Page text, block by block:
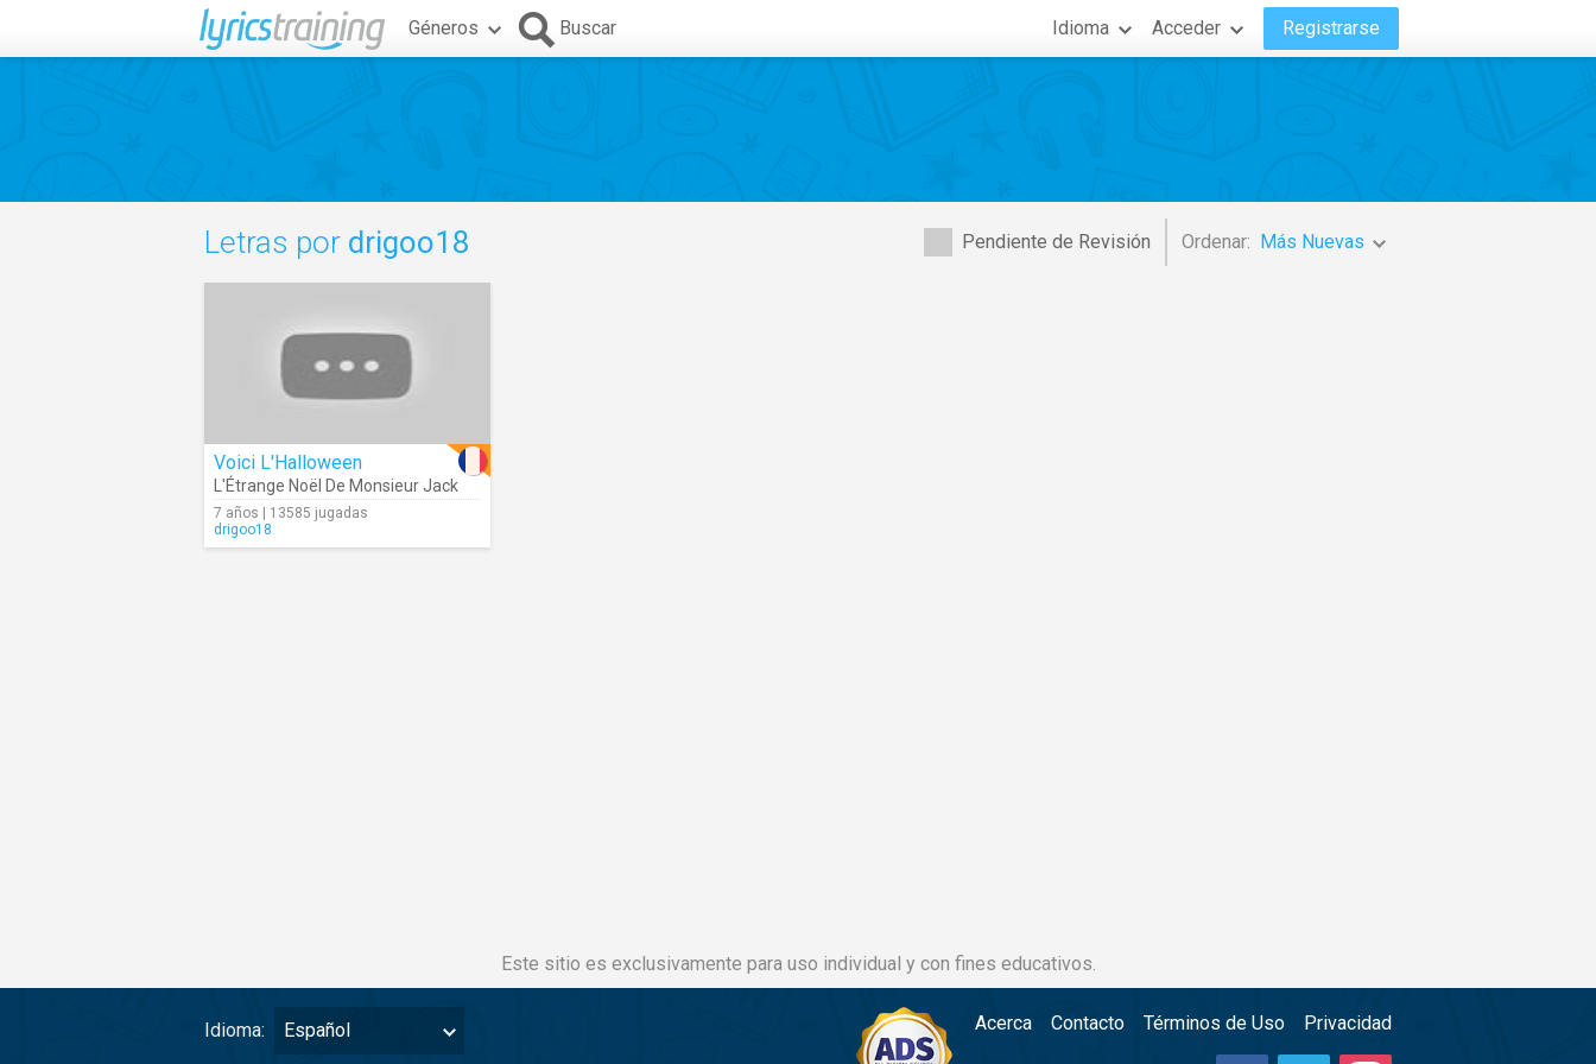
Géneros Buscar Idioma Acceder Registrarse
Pendiente de Revisión Ordenar: Más Nuevas
Letras por drigoo18
Voici L'Halloween
L'Étrange Noël De Monsieur Jack
7 años | 13585 jugadas
drigoo18
Este sitio es exclusivamente para uso individual y con fines educativos.
Idioma: Español Acerca Contacto Términos de Uso Privacidad